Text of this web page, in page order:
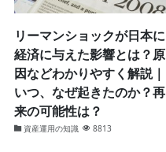
リーマンショックが日本に
経済に与えた影響とは？原
因などわかりやすく解説｜
いつ、なぜ起きたのか？再
来の可能性は？
資産運用の知識 8813